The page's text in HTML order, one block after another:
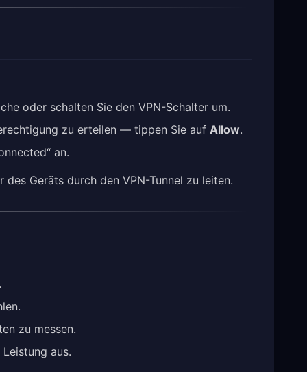
oder schalten Sie den VPN-Schalter um.
zu erteilen — tippen Sie auf Allow.
an.
Geräts durch den VPN-Tunnel zu leiten.
zu messen.
aus.